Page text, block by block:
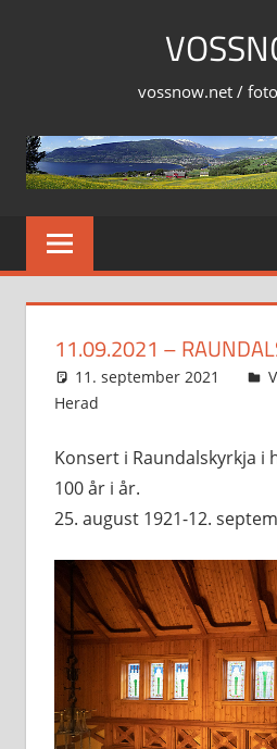
vossnow.net /
11.09.2021 –
11. september 2021
Herad
Konsert i Raundalskyrkja i
100 år i år.
25. august 1921-12.